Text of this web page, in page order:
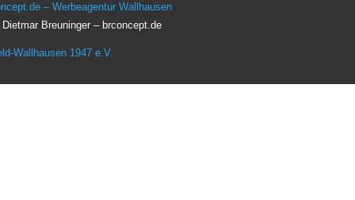
– Werbeagentur Wallhausen
Breuninger – brconcept.de
Wallhausen 1947 e.V.